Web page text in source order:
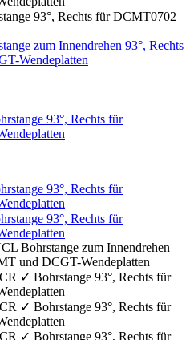
93°, Rechts für DCMT0702